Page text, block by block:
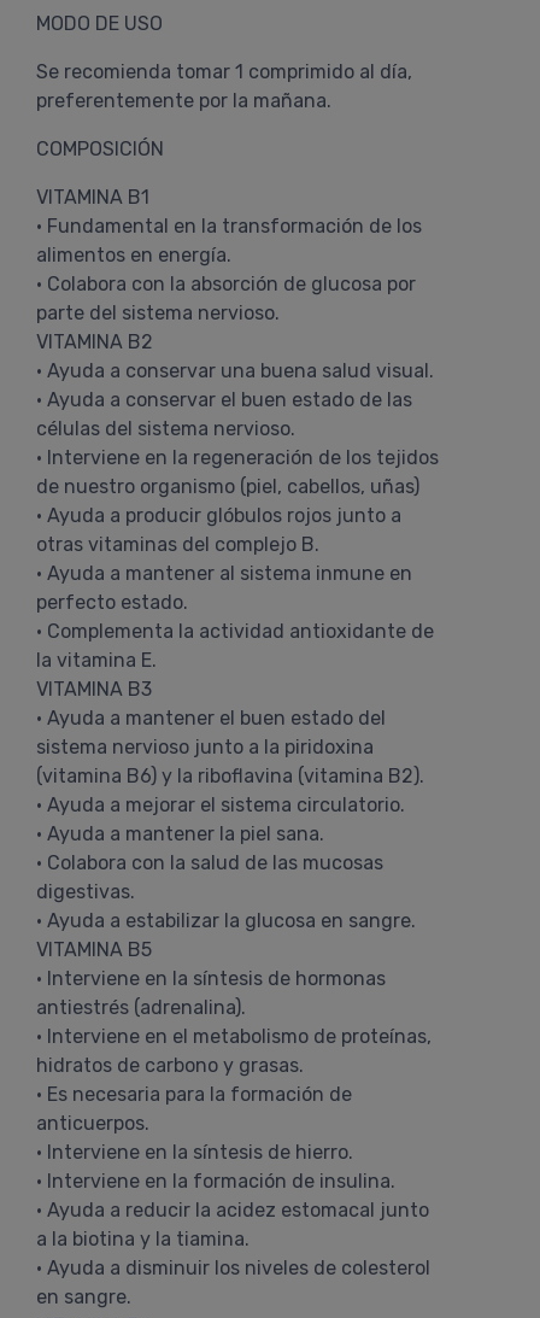
MODO DE USO
Se recomienda tomar 1 comprimido al día,
preferentemente por la mañana.
COMPOSICIÓN
VITAMINA B1
• Fundamental en la transformación de los
alimentos en energía.
• Colabora con la absorción de glucosa por
parte del sistema nervioso.
VITAMINA B2
• Ayuda a conservar una buena salud visual.
• Ayuda a conservar el buen estado de las
células del sistema nervioso.
• Interviene en la regeneración de los tejidos
de nuestro organismo (piel, cabellos, uñas)
• Ayuda a producir glóbulos rojos junto a
otras vitaminas del complejo B.
• Ayuda a mantener al sistema inmune en
perfecto estado.
• Complementa la actividad antioxidante de
la vitamina E.
VITAMINA B3
• Ayuda a mantener el buen estado del
sistema nervioso junto a la piridoxina
(vitamina B6) y la riboflavina (vitamina B2).
• Ayuda a mejorar el sistema circulatorio.
• Ayuda a mantener la piel sana.
• Colabora con la salud de las mucosas
digestivas.
• Ayuda a estabilizar la glucosa en sangre.
VITAMINA B5
• Interviene en la síntesis de hormonas
antiestrés (adrenalina).
• Interviene en el metabolismo de proteínas,
hidratos de carbono y grasas.
• Es necesaria para la formación de
anticuerpos.
• Interviene en la síntesis de hierro.
• Interviene en la formación de insulina.
• Ayuda a reducir la acidez estomacal junto
a la biotina y la tiamina.
• Ayuda a disminuir los niveles de colesterol
en sangre.